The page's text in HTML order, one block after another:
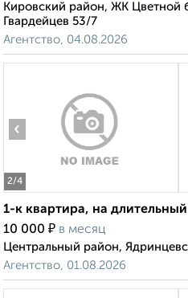
Кировский район, ЖК Цветной
Гвардейцев 53/7
Агентство, 04.08.2026
2/4
‹
1-к квартира, на
10 000 ₽ в месяц
Центральный район,
Агентство, 01.08.2026